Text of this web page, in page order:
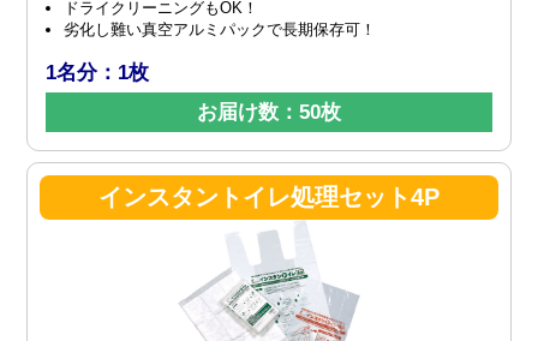
ドライクリーニングもOK！
劣化し難い真空アルミパックで長期保存可！
1名分：1枚
お届け数：50枚
インスタントイレ処理セット4P